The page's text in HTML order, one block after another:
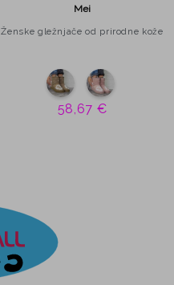
Mei
Ženske gležnjače od prirodne kože
58,67 €